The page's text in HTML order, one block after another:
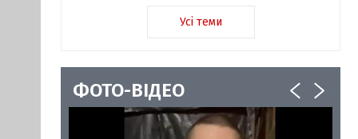
Усі теми
ФОТО-ВІДЕО